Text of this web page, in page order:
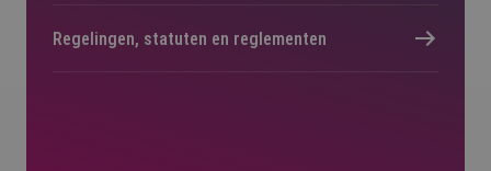
Regelingen, statuten en reglementen